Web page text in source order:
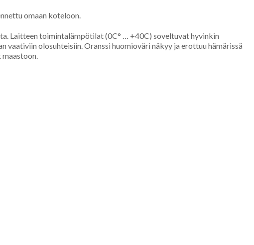
omaan koteloon.
Laitteen toimintalämpötilat (0C° … +40C) soveltuvat hyvinkin
olosuhteisiin. Oranssi huomioväri näkyy ja erottuu hämärissä